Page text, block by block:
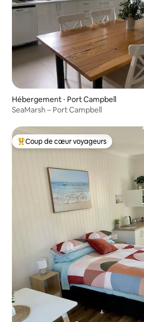
Hébergement ⋅ Port Campbell
SeaMarsh – Port Campbell
Coups de cœur voyageurs les plus
Coup de cœur voyageurs